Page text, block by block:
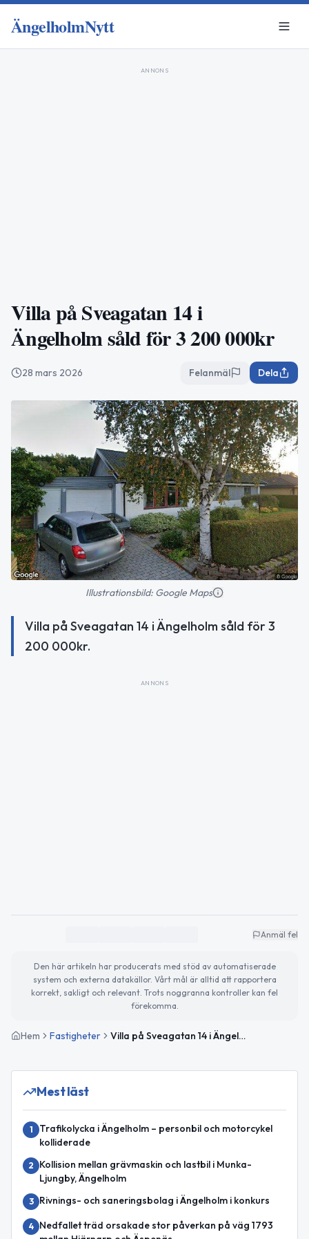
ÄngelholmNytt
ANNONS
Villa på Sveagatan 14 i
Ängelholm såld för 3 200 000kr
28 mars 2026 Felanmäl Dela
Illustrationsbild: Google Maps
Villa på Sveagatan 14 i Ängelholm såld för 3
200 000kr.
ANNONS
Anmäl fel
Den här artikeln har producerats med stöd av automatiserade
system och externa datakällor. Vårt mål är alltid att rapportera
korrekt, sakligt och relevant. Trots noggranna kontroller kan fel
förekomma.
Hem Fastigheter Villa på Sveagatan 14 i Ängelholm såld för 3 200 000kr
Mest läst
1
Trafikolycka i Ängelholm – personbil och motorcykel
kolliderade
2
Kollision mellan grävmaskin och lastbil i Munka-
Ljungby, Ängelholm
3 Rivnings- och saneringsbolag i Ängelholm i konkurs
4
Nedfallet träd orsakade stor påverkan på väg 1793